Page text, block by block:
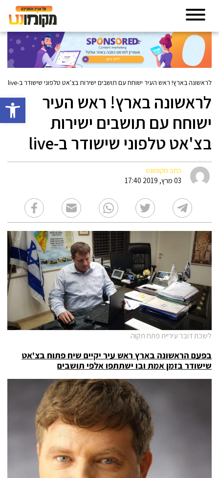
פתח
לראשונה בארץ! ראש העיר ישוחח עם תושבים ישירות בצ'אט טלפוני שישודר ב-live
לראשונה בארץ! ראש העיר
ישוחח עם תושבים ישירות
בצ'אט טלפוני שישודר ב-live
כתב מקומונט
03 מרץ, 2019 17:40
לשכת דובר עיריית פתח תקוה
בפעם הראשונה בארץ ראש עיר יקיים שיח פתוח בצ'אט
שישודר בזמן אמת ובו ישתתפו אלפי תושבים